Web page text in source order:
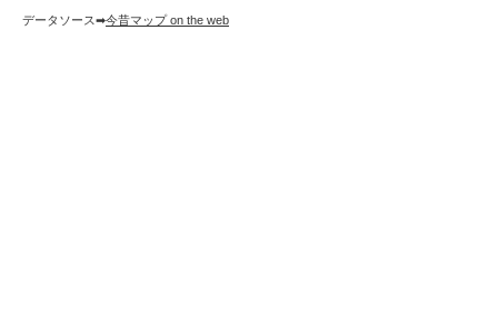
データソース➡︎今昔マップ on the web